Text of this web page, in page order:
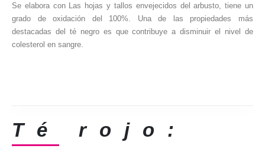
Se elabora con Las hojas y tallos envejecidos del arbusto, tiene un
grado de oxidación del 100%. Una de las propiedades más
destacadas del té negro es que contribuye a disminuir el nivel de
colesterol en sangre.
Té rojo: